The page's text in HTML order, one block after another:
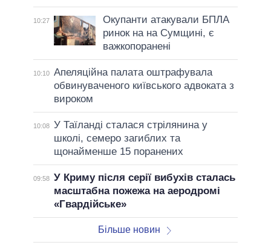
10:27
Окупанти атакували БПЛА
ринок на на Сумщині, є
важкопоранені
10:10 Апеляційна палата оштрафувала
обвинуваченого київського адвоката з
вироком
10:08 У Таїланді сталася стрілянина у
школі, семеро загиблих та
щонайменше 15 поранених
09:58 У Криму після серії вибухів сталась
масштабна пожежа на аеродромі
«Гвардійське»
Більше новин